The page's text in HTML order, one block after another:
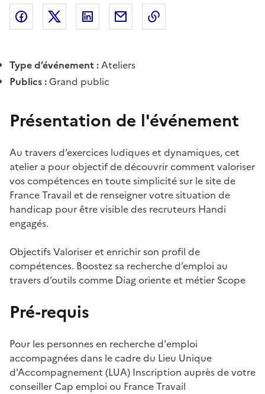
Partager l'article surFacebook
Partager l'article sur X (anciennement
Partager l'article sur
Partager l'article par courriel
Type d’événement :Ateliers
Publics :Grand public
Présentation de l'événement
Au travers d’exercices ludiques et dynamiques, cet
atelier a pour objectif de découvrir comment valoriser
vos compétences en toute simplicité sur le site de
France Travail et de renseigner votre situation de
handicap pour être visible des recruteurs Handi
engagés.
Objectifs Valoriser et enrichir son profil de
compétences. Boostez sa recherche d’emploi au
travers d’outils comme Diag oriente et métier Scope
Pré-requis
Pour les personnes en recherche d'emploi
accompagnées dans le cadre du Lieu Unique
d'Accompagnement (LUA) Inscription auprès de votre
conseiller Cap emploi ou France Travail